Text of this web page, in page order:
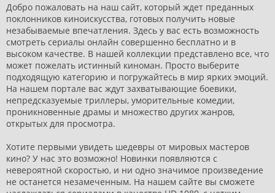
Добро пожаловать на наш сайт, который ждет преданных
поклонников киноискусства, готовых получить новые
незабываемые впечатления. Здесь у вас есть возможность
смотреть сериалы онлайн совершенно бесплатно и в
высоком качестве. В нашей коллекции представлено все, что
может пожелать истинный киноман. Просто выберите
подходящую категорию и погружайтесь в мир ярких эмоций.
На нашем портале вас ждут захватывающие боевики,
непредсказуемые триллеры, уморительные комедии,
проникновенные драмы и множество других жанров,
открытых для просмотра.
Хотите первыми увидеть шедевры от мировых мастеров
кино? У нас это возможно! Новинки появляются с
невероятной скоростью, и ни одно значимое произведение
не останется незамеченным. На нашем сайте вы сможете